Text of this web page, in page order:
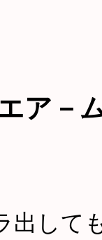
ア－
出して